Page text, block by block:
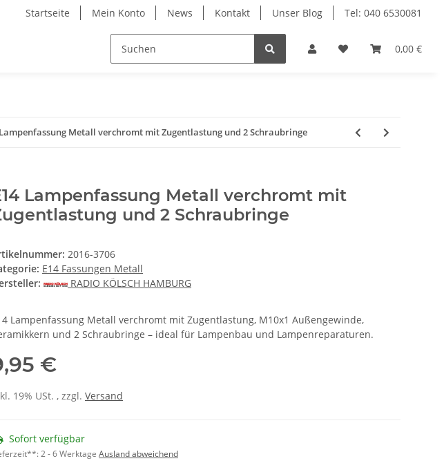
Startseite Mein Konto News Kontakt Unser Blog Tel: 040 6530081
0,00 €
Lampenfassung Metall verchromt mit Zugentlastung und 2 Schraubringe
Lampenfassung Metall verchromt mit
und 2 Schraubringe
2016-3706
E14 Fassungen Metall
RADIO KÖLSCH HAMBURG
Lampenfassung Metall verchromt mit Zugentlastung, M10x1 Außengewinde,
und 2 Schraubringe – ideal für Lampenbau und Lampenreparaturen.
€
19% USt. , zzgl. Versand
Sofort verfügbar
2 - 6 Werktage Ausland abweichend